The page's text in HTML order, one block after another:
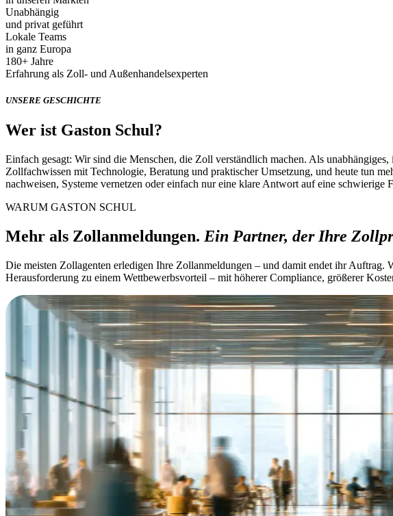
Unabhängig
und privat geführt
Lokale Teams
in ganz Europa
180+ Jahre
Erfahrung als Zoll- und Außenhandelsexperten
UNSERE GESCHICHTE
Wer ist Gaston Schul?
Einfach gesagt: Wir sind die Menschen, die Zoll verständlich machen. Als
Zollfachwissen mit Technologie, Beratung und praktischer Umsetzung, und heute tun
nachweisen, Systeme vernetzen oder einfach nur eine klare Antwort auf eine schwierige
WARUM GASTON SCHUL
Mehr als Zollanmeldungen. Ein Partner, der Ihre
Die meisten Zollagenten erledigen Ihre Zollanmeldungen – und damit endet ihr
Herausforderung zu einem Wettbewerbsvorteil – mit höherer Compliance, größerer